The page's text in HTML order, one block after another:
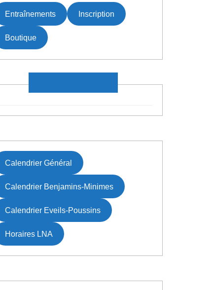
Entraînements Inscription
Boutique
Calendrier Général
Calendrier Benjamins-Minimes
Calendrier Eveils-Poussins
Horaires LNA